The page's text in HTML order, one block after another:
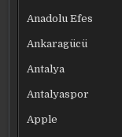
Anadolu Efes
Ankaragücü
Antalya
Antalyaspor
Apple